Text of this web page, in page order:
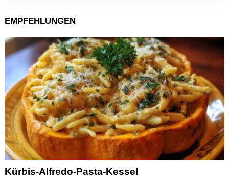
EMPFEHLUNGEN
Kürbis-Alfredo-Pasta-Kessel